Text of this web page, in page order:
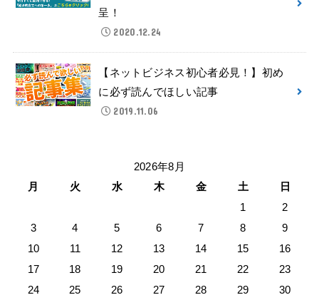
呈！
2020.12.24
【ネットビジネス初心者必見！】初め
に必ず読んでほしい記事
2019.11.06
2026年8月
月
火 水 木 金 土
日
1
2
3
4 5 6 7 8
9
10
11 12 13 14 15
16
17
18 19 20 21 22
23
24
25 26 27 28 29
30